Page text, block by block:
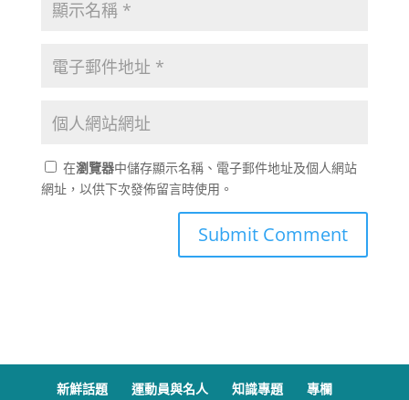
在瀏覽器中儲存顯示名稱、電子郵件地址及個人網站
網址，以供下次發佈留言時使用。
新鮮話題 運動員與名人 知識專題 專欄